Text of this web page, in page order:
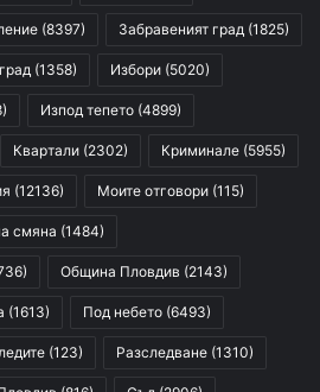
(8397) Забравеният град (1825)
(1358) Избори (5020)
Изпод тепето (4899)
Квартали (2302) Криминале (5955)
(12136) Моите отговори (115)
смяна (1484)
Община Пловдив (2143)
(1613) Под небето (6493)
(123) Разследване (1310)